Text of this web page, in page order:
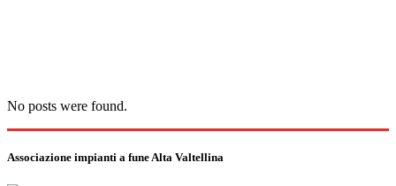
Archive
No posts were found.
Associazione impianti a fune Alta Valtellina